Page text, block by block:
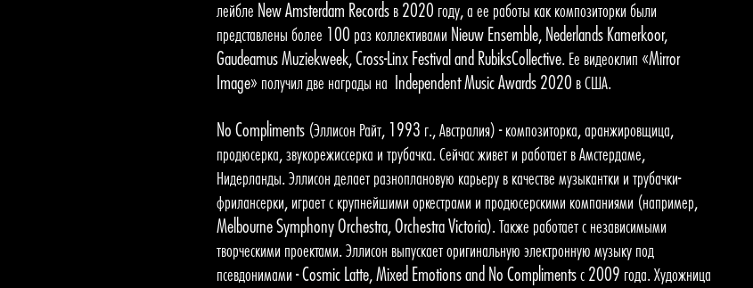
лейбле New Amsterdam Records в 2020 году, а ее работы как композиторки были
представлены более 100 раз коллективами Nieuw Ensemble, Nederlands Kamerkoor,
Gaudeamus Muziekweek, Cross-Linx Festival and RubiksCollective. Ее видеоклип «Mirror
Image» получил две награды на Independent Music Awards 2020 в США.
No Compliments (Эллисон Райт, 1993 г., Австралия) - композиторка, аранжировщица,
продюсерка, звукорежиссерка и трубачка. Сейчас живет и работает в Амстердаме,
Нидерланды. Эллисон делает разноплановую карьеру в качестве музыкантки и трубачки-
фрилансерки, играет с крупнейшими оркестрами и продюсерскими компаниями (например,
Melbourne Symphony Orchestra, Orchestra Victoria). Также работает с независимыми
творческими проектами. Эллисон выпускает оригинальную электронную музыку под
псевдонимами - Cosmic Latte, Mixed Emotions and No Compliments с 2009 года. Художница